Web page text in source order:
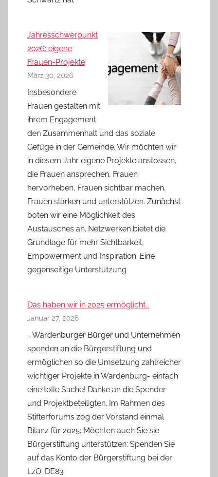
Jahresschwerpunkt
2026: eigene
Frauen-Projekte
März 30, 2026
Insbesondere
Frauen gestalten mit
ihrem Engagement
den Zusammenhalt und das soziale
Gefüge in der Gemeinde. Wir möchten wir
in diesem Jahr eigene Projekte anstossen,
die Frauen ansprechen, Frauen
hervorheben, Frauen sichtbar machen,
Frauen stärken und unterstützen. Zunächst
boten wir eine Möglichkeit des
Austausches an. Netzwerken bietet die
Grundlage für mehr Sichtbarkeit,
Empowerment und Inspiration. Eine
gegenseitige Unterstützung
Das haben wir in 2025 ermöglicht…
Januar 27, 2026
… Wardenburger Bürger und Unternehmen
spenden an die Bürgerstiftung und
ermöglichen so die Umsetzung zahlreicher
wichtiger Projekte in Wardenburg- einfach
eine tolle Sache! Danke an die Spender
und Projektbeteiligten. Im Rahmen des
Stifterforums zog der Vorstand einmal
Bilanz für 2025: Möchten auch Sie sie
Bürgerstiftung unterstützen: Spenden Sie
auf das Konto der Bürgerstiftung bei der
LzO: DE83